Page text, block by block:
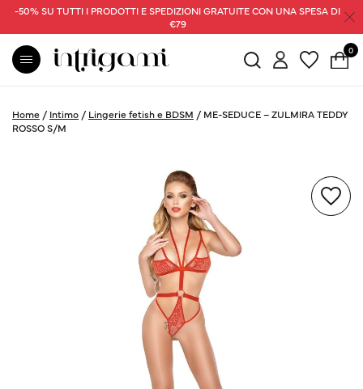
-50% SU TUTTI I PRODOTTI E SPEDIZIONI GRATUITE CON UNA SPESA DI
€79
0
Home / Intimo / Lingerie fetish e BDSM / ME-SEDUCE – ZULMIRA TEDDY
ROSSO S/M